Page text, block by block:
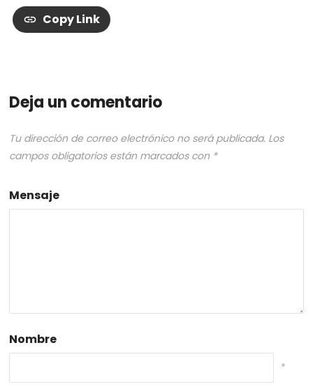
Copy Link
Deja un comentario
Tu dirección de correo electrónico no será publicada. Los
campos obligatorios están marcados con *
Mensaje
Nombre
*